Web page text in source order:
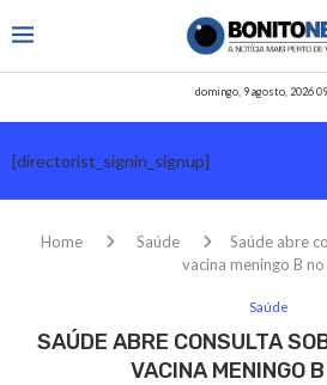
domingo, 9 agosto, 2026
[directorist_signin_signup]
Home Saúde
Saúde abre
vacina meningo B no
Saúde
SAÚDE ABRE CONSULTA
VACINA MENINGO